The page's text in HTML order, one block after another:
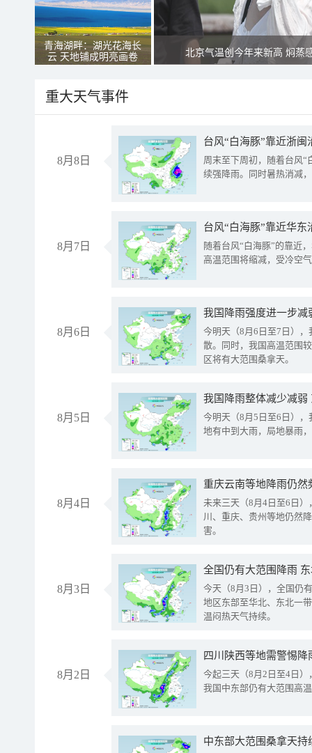
青海湖畔：湖光花海长
云 天地铺成明亮画卷
北京气温创今年来新高 焖蒸
重大天气事件
8月8日
台风“白海豚”靠近浙
周末至下周初，随着台风“
续强降雨。同时暑热消减
8月7日
台风“白海豚”靠近华
随着台风“白海豚”的靠近
高温范围将缩减，受冷空
8月6日
今明天（8月6日至7日）
散。同时，我国高温范围
区将有大范围桑拿天。
8月5日
我国降雨整体减少减弱
今明天（8月5日至6日）
地有中到大雨，局地暴雨
8月4日
重庆云南等地降雨仍然
未来三天（8月4日至6日
川、重庆、贵州等地仍然
害。
8月3日
全国仍有大范围降雨
今天（8月3日），全国仍
地区东部至华北、东北一
温闷热天气持续。
8月2日
今起三天（8月2日至4日
我国中东部仍有大范围高
中东部大范围桑拿天